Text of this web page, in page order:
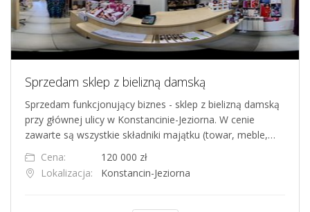
Sprzedam sklep z bielizną damską
Sprzedam funkcjonujący biznes - sklep z bielizną damską
przy głównej ulicy w Konstancinie-Jeziorna. W cenie
zawarte są wszystkie składniki majątku (towar, meble,…
Cena:
120 000 zł
Lokalizacja:
Konstancin-Jeziorna